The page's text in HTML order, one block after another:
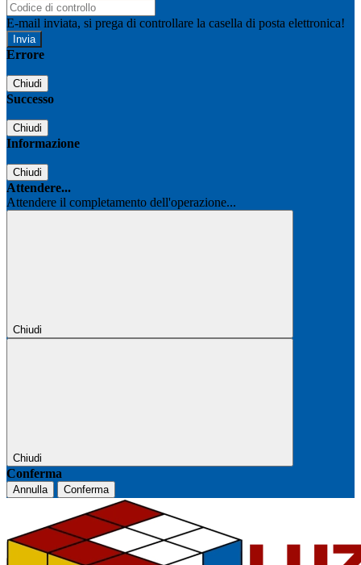
E-mail inviata, si prega di controllare la casella di posta elettronica!
Errore
Chiudi
Successo
Chiudi
Informazione
Chiudi
Attendere...
Attendere il completamento dell'operazione...
Chiudi
Chiudi
Conferma
Annulla Conferma